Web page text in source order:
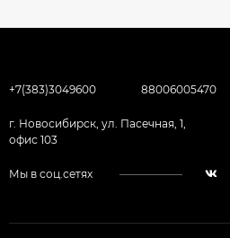
+7(383)3049600 88006005470
г. Новосибирск, ул. Пасечная, 1,
офис 103
Мы в соц.сетях